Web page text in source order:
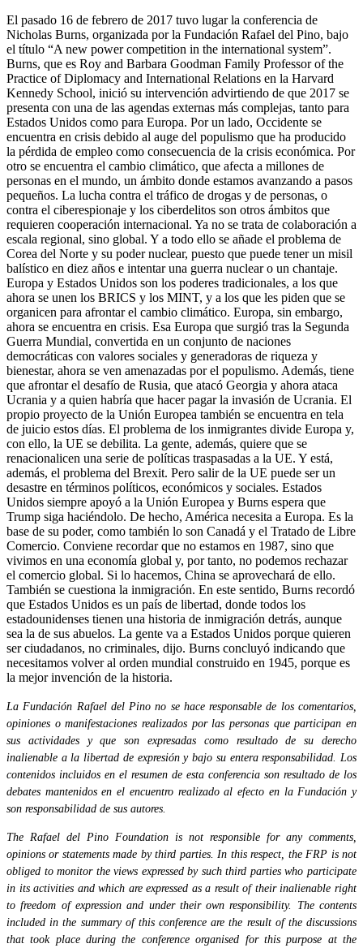
El pasado 16 de febrero de 2017 tuvo lugar la conferencia de
Nicholas Burns, organizada por la Fundación Rafael del Pino, bajo
el título “A new power competition in the international system”.
Burns, que es Roy and Barbara Goodman Family Professor of the
Practice of Diplomacy and International Relations en la Harvard
Kennedy School, inició su intervención advirtiendo de que 2017 se
presenta con una de las agendas externas más complejas, tanto para
Estados Unidos como para Europa. Por un lado, Occidente se
encuentra en crisis debido al auge del populismo que ha producido
la pérdida de empleo como consecuencia de la crisis económica. Por
otro se encuentra el cambio climático, que afecta a millones de
personas en el mundo, un ámbito donde estamos avanzando a pasos
pequeños. La lucha contra el tráfico de drogas y de personas, o
contra el ciberespionaje y los ciberdelitos son otros ámbitos que
requieren cooperación internacional. Ya no se trata de colaboración a
escala regional, sino global. Y a todo ello se añade el problema de
Corea del Norte y su poder nuclear, puesto que puede tener un misil
balístico en diez años e intentar una guerra nuclear o un chantaje.
Europa y Estados Unidos son los poderes tradicionales, a los que
ahora se unen los BRICS y los MINT, y a los que les piden que se
organicen para afrontar el cambio climático. Europa, sin embargo,
ahora se encuentra en crisis. Esa Europa que surgió tras la Segunda
Guerra Mundial, convertida en un conjunto de naciones
democráticas con valores sociales y generadoras de riqueza y
bienestar, ahora se ven amenazadas por el populismo. Además, tiene
que afrontar el desafío de Rusia, que atacó Georgia y ahora ataca
Ucrania y a quien habría que hacer pagar la invasión de Ucrania. El
propio proyecto de la Unión Europea también se encuentra en tela
de juicio estos días. El problema de los inmigrantes divide Europa y,
con ello, la UE se debilita. La gente, además, quiere que se
renacionalicen una serie de políticas traspasadas a la UE. Y está,
además, el problema del Brexit. Pero salir de la UE puede ser un
desastre en términos políticos, económicos y sociales. Estados
Unidos siempre apoyó a la Unión Europea y Burns espera que
Trump siga haciéndolo. De hecho, América necesita a Europa. Es la
base de su poder, como también lo son Canadá y el Tratado de Libre
Comercio. Conviene recordar que no estamos en 1987, sino que
vivimos en una economía global y, por tanto, no podemos rechazar
el comercio global. Si lo hacemos, China se aprovechará de ello.
También se cuestiona la inmigración. En este sentido, Burns recordó
que Estados Unidos es un país de libertad, donde todos los
estadounidenses tienen una historia de inmigración detrás, aunque
sea la de sus abuelos. La gente va a Estados Unidos porque quieren
ser ciudadanos, no criminales, dijo. Burns concluyó indicando que
necesitamos volver al orden mundial construido en 1945, porque es
la mejor invención de la historia.
La Fundación Rafael del Pino no se hace responsable de los comentarios,
opiniones o manifestaciones realizados por las personas que participan en
sus actividades y que son expresadas como resultado de su derecho
inalienable a la libertad de expresión y bajo su entera responsabilidad. Los
contenidos incluidos en el resumen de esta conferencia son resultado de los
debates mantenidos en el encuentro realizado al efecto en la Fundación y
son responsabilidad de sus autores.
The Rafael del Pino Foundation is not responsible for any comments,
opinions or statements made by third parties. In this respect, the FRP is not
obliged to monitor the views expressed by such third parties who participate
in its activities and which are expressed as a result of their inalienable right
to freedom of expression and under their own responsibility. The contents
included in the summary of this conference are the result of the discussions
that took place during the conference organised for this purpose at the